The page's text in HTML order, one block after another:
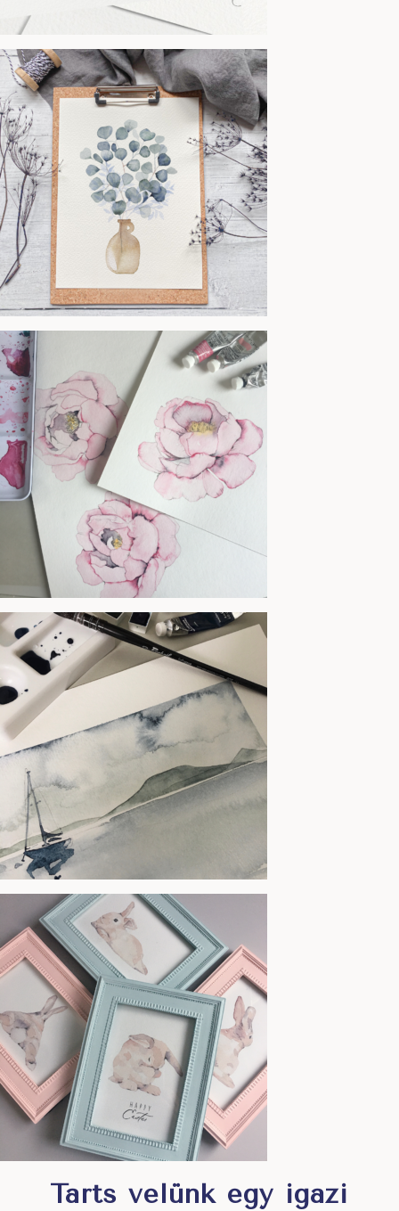
Tarts velünk egy igazi